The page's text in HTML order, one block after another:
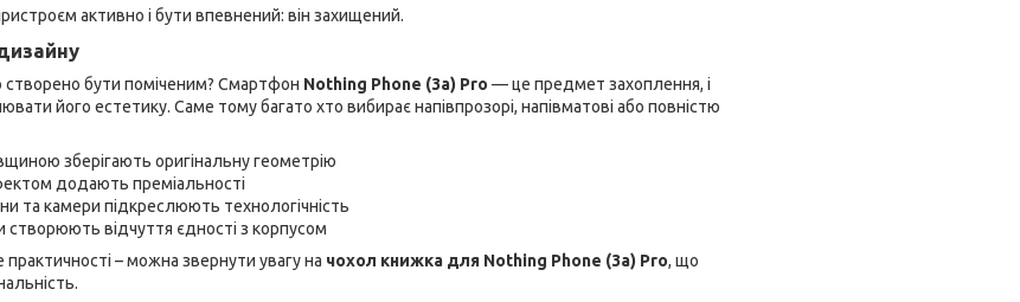
активно і бути впевнений: він захищений.
бути поміченим? Смартфон Nothing Phone (3a) Pro — це предмет захоплення, і
його естетику. Саме тому багато хто вибирає напівпрозорі, напівматові або повністю
зберігають оригінальну геометрію
додають преміальності
та камери підкреслюють технологічність
створюють відчуття єдності з корпусом
– можна звернути увагу на чохол книжка для Nothing Phone (3a) Pro, що